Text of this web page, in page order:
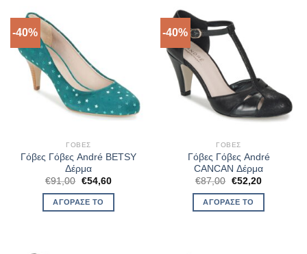
-40%
ΓΌΒΕΣ
Γόβες Γόβες André BETSY
Δέρμα
€91,00 Original
was:
€91,00.
€54,60Η
ΑΓΌΡΑΣΈ ΤΟ
-40%
ΓΌΒΕΣ
Γόβες Γόβες André
CANCAN Δέρμα
€87,00 Original
was:
€87,00.
€52,20Η
ΑΓΌΡΑΣΈ ΤΟ